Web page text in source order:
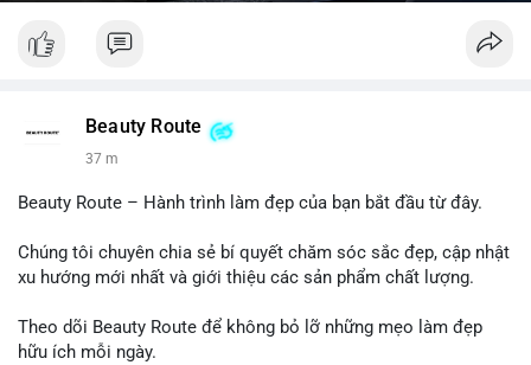
Beauty Route
37 m
Beauty Route – Hành trình làm đẹp của bạn bắt đầu từ đây.
Chúng tôi chuyên chia sẻ bí quyết chăm sóc sắc đẹp, cập nhật
xu hướng mới nhất và giới thiệu các sản phẩm chất lượng.
Theo dõi Beauty Route để không bỏ lỡ những mẹo làm đẹp
hữu ích mỗi ngày.